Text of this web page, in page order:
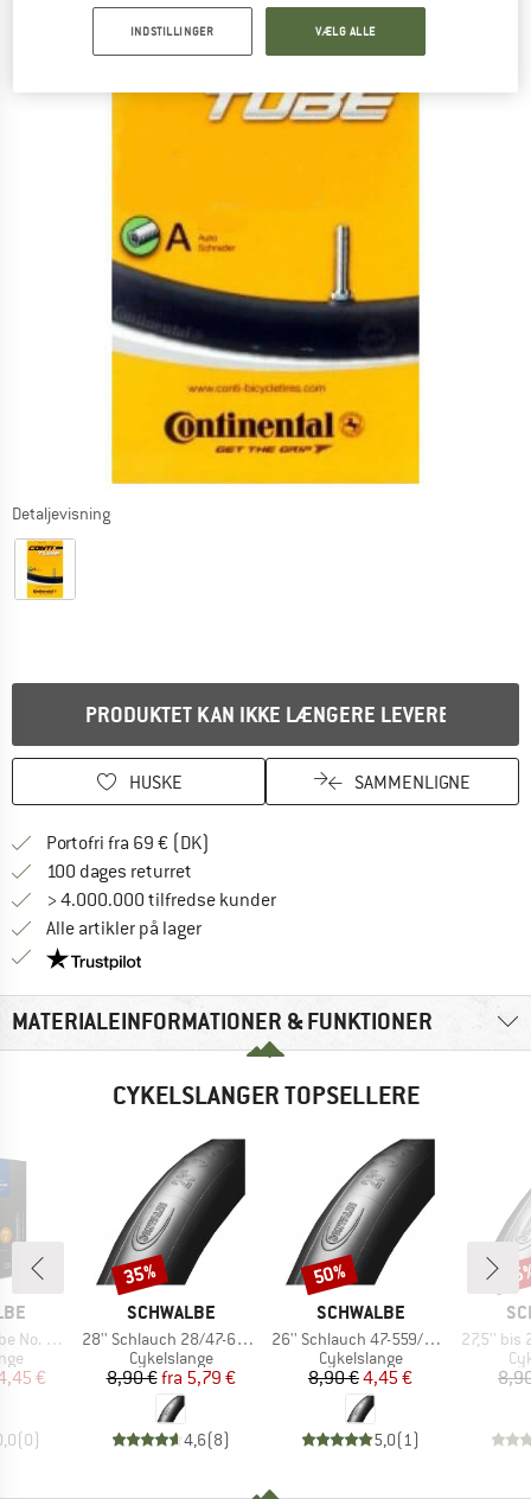
Detaljevisning
PRODUKTET KAN IKKE LÆNGERE LEVERES
HUSKE SAMMENLIGNE
Portofri fra 69 € (DK)
100 dages returret
> 4.000.000 tilfredse kunder
Alle artikler på lager
Vi er Trustpilot-certificeret - oplysningerne får du
MATERIALEINFORMATIONER & FUNKTIONER
CYKELSLANGER TOPSELLERE
288/305
pris
€
(0)
MÆRKE
SCHWALBE
Artikel
28'' Schlauch 28/47-622/635 SV 17
Produktgruppe
Cykelslange
Pris
8,90 € Nedsat pris
fra 5,79 €
4,6(8)
Rabat
35%
MÆRKE
SCHWALBE
Artikel
26'' Schlauch 47-559/32-597 AV 12
Produktgruppe
Cykelslange
Pris
8,90 €Nedsat pris
4,45 €
5,0(1 )
Rabat
50%
Artikel
27,5'' bis 29''
INDSTILLINGER VÆLG ALLE